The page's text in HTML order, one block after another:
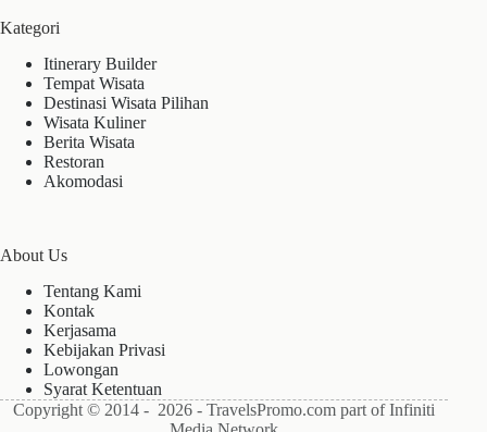
Kategori
Itinerary Builder
Tempat Wisata
Destinasi Wisata Pilihan
Wisata Kuliner
Berita Wisata
Restoran
Akomodasi
About Us
Tentang Kami
Kontak
Kerjasama
Kebijakan Privasi
Lowongan
Syarat Ketentuan
Copyright © 2014 - 2026 - TravelsPromo.com part of Infiniti